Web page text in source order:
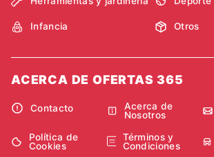
Infancia Otros
ACERCA DE OFERTAS 365
Contacto
Acerca de
Nosotros
Política de
Cookies
Términos y
Condiciones